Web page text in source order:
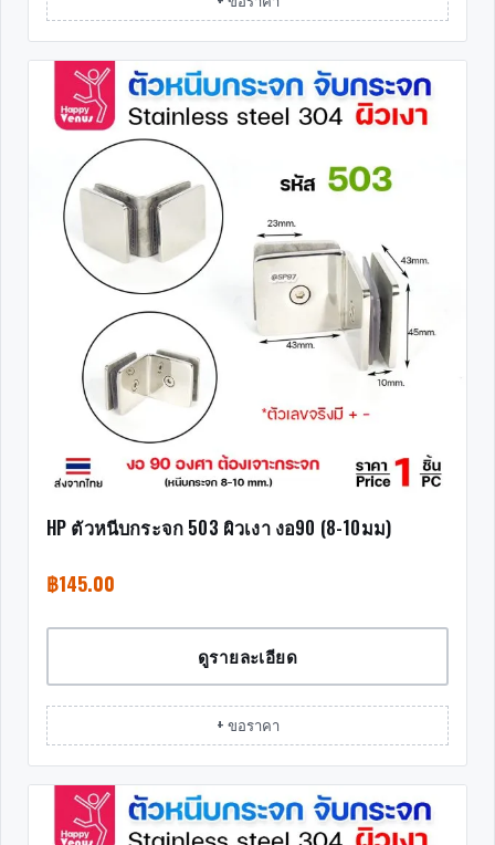
HP ตัวหนีบกระจก 503 ผิวเงา งอ90 (8-10มม)
฿145.00
ดูรายละเอียด
+ ขอราคา